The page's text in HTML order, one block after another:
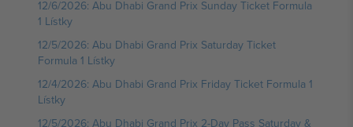
12/6/2026: Abu Dhabi Grand Prix Sunday Ticket Formula
1 Lístky
12/5/2026: Abu Dhabi Grand Prix Saturday Ticket
Formula 1 Lístky
12/4/2026: Abu Dhabi Grand Prix Friday Ticket Formula 1
Lístky
12/5/2026: Abu Dhabi Grand Prix 2-Day Pass Saturday &